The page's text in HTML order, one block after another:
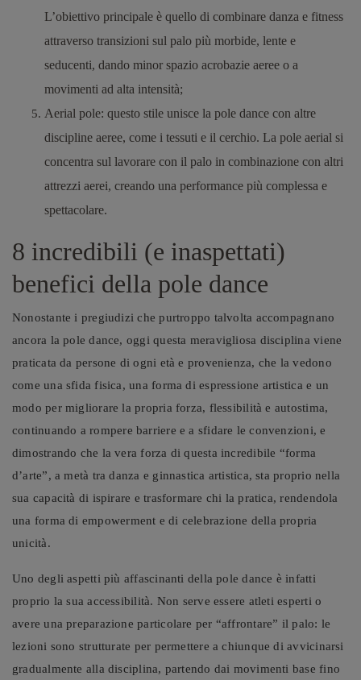
L’obiettivo principale è quello di combinare danza e fitness
attraverso transizioni sul palo più morbide, lente e
seducenti, dando minor spazio acrobazie aeree o a
movimenti ad alta intensità;
Aerial pole: questo stile unisce la pole dance con altre
discipline aeree, come i tessuti e il cerchio. La pole aerial si
concentra sul lavorare con il palo in combinazione con altri
attrezzi aerei, creando una performance più complessa e
spettacolare.
8 incredibili (e inaspettati)
benefici della pole dance
Nonostante i pregiudizi che purtroppo talvolta accompagnano
ancora la pole dance, oggi questa meravigliosa disciplina viene
praticata da persone di ogni età e provenienza, che la vedono
come una sfida fisica, una forma di espressione artistica e un
modo per migliorare la propria forza, flessibilità e autostima,
continuando a rompere barriere e a sfidare le convenzioni, e
dimostrando che la vera forza di questa incredibile “forma
d’arte”, a metà tra danza e ginnastica artistica, sta proprio nella
sua capacità di ispirare e trasformare chi la pratica, rendendola
una forma di empowerment e di celebrazione della propria
unicità.
Uno degli aspetti più affascinanti della pole dance è infatti
proprio la sua accessibilità. Non serve essere atleti esperti o
avere una preparazione particolare per “affrontare” il palo: le
lezioni sono strutturate per permettere a chiunque di avvicinarsi
gradualmente alla disciplina, partendo dai movimenti base fino